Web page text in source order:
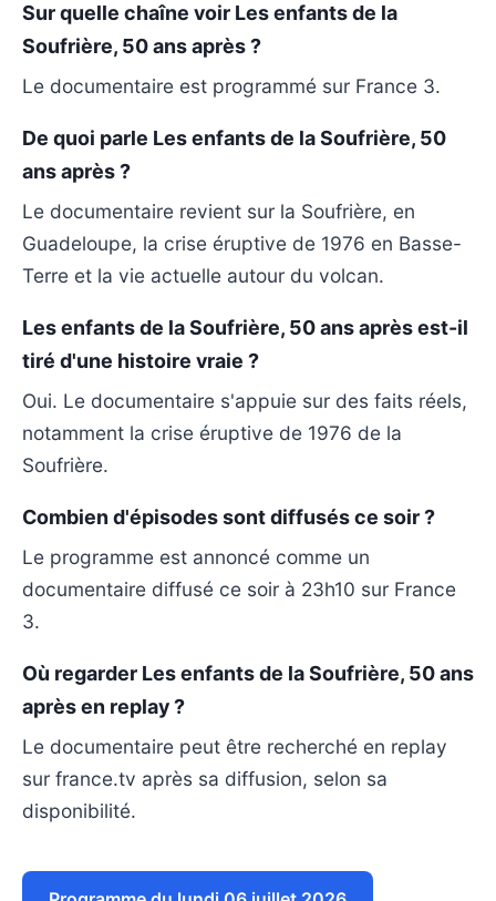
Sur quelle chaîne voir Les enfants de la
Soufrière, 50 ans après ?
Le documentaire est programmé sur France 3.
De quoi parle Les enfants de la Soufrière, 50
ans après ?
Le documentaire revient sur la Soufrière, en
Guadeloupe, la crise éruptive de 1976 en Basse-
Terre et la vie actuelle autour du volcan.
Les enfants de la Soufrière, 50 ans après est-il
tiré d'une histoire vraie ?
Oui. Le documentaire s'appuie sur des faits réels,
notamment la crise éruptive de 1976 de la
Soufrière.
Combien d'épisodes sont diffusés ce soir ?
Le programme est annoncé comme un
documentaire diffusé ce soir à 23h10 sur France
3.
Où regarder Les enfants de la Soufrière, 50 ans
après en replay ?
Le documentaire peut être recherché en replay
sur france.tv après sa diffusion, selon sa
disponibilité.